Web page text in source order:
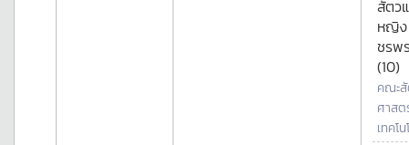
สัตว
หญิ
ชรพ
(10)
คณะ
ศาสต
เทคโ